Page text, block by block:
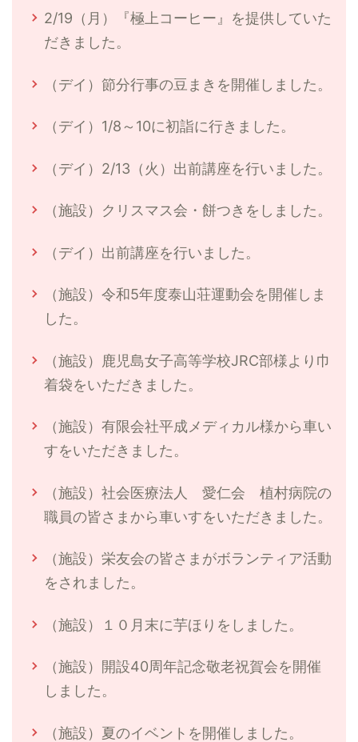
2/19（月）『極上コーヒー』を提供していた
だきました。
（デイ）節分行事の豆まきを開催しました。
（デイ）1/8～10に初詣に行きました。
（デイ）2/13（火）出前講座を行いました。
（施設）クリスマス会・餅つきをしました。
（デイ）出前講座を行いました。
（施設）令和5年度泰山荘運動会を開催しま
した。
（施設）鹿児島女子高等学校JRC部様より巾
着袋をいただきました。
（施設）有限会社平成メディカル様から車い
すをいただきました。
（施設）社会医療法人 愛仁会 植村病院の
職員の皆さまから車いすをいただきました。
（施設）栄友会の皆さまがボランティア活動
をされました。
（施設）１０月末に芋ほりをしました。
（施設）開設40周年記念敬老祝賀会を開催
しました。
（施設）夏のイベントを開催しました。